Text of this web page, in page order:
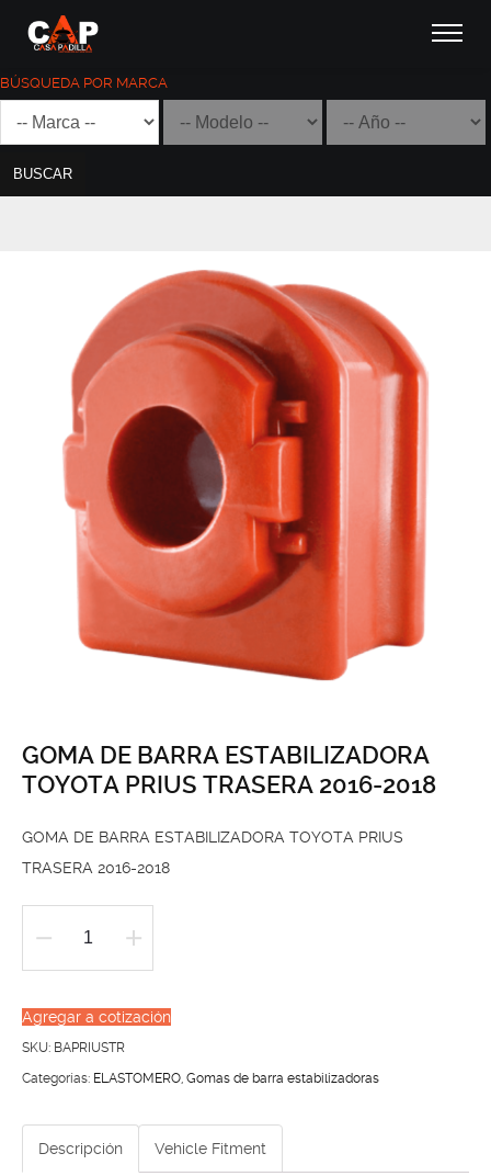
BÚSQUEDA POR MARCA
BUSCAR
GOMA DE BARRA ESTABILIZADORA
TOYOTA PRIUS TRASERA 2016-2018
GOMA DE BARRA ESTABILIZADORA TOYOTA PRIUS
TRASERA 2016-2018
GOMA
BARRA
ESTABILIZADORA
TOYOTA
Agregar a cotización
SKU: BAPRIUSTR
Categorías: ELASTOMERO, Gomas de barra estabilizadoras
Descripción Vehicle Fitment